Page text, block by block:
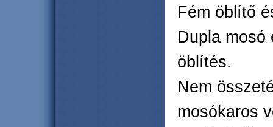
Fém öblítő
Dupla mosó
öblítés.
Nem
mosókaros